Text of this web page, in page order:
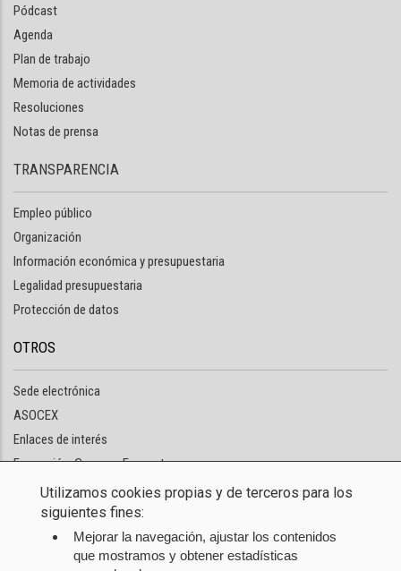
Pódcast
Agenda
Plan de trabajo
Memoria de actividades
Resoluciones
Notas de prensa
TRANSPARENCIA
Empleo público
Organización
Información económica y presupuestaria
Legalidad presupuestaria
Protección de datos
OTROS
Sede electrónica
ASOCEX
Enlaces de interés
Formación: Cursos y Encuentros
NUESTRA SEDE
Sede de otras instituciones
Utilizamos cookies propias y de terceros para los
siguientes fines:
Mejorar la navegación, ajustar los contenidos
que mostramos y obtener estadísticas